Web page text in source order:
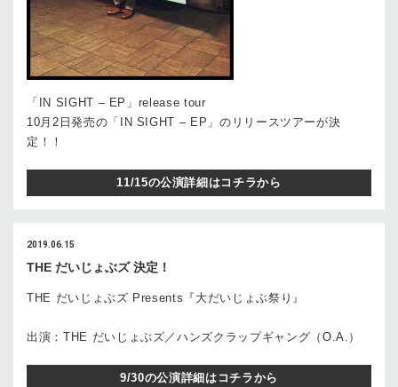
「IN SIGHT – EP」release tour
10月2日発売の「IN SIGHT – EP」のリリースツアーが決
定！！
11/15の公演詳細はコチラから
2019.06.15
THE だいじょぶズ 決定！
THE だいじょぶズ Presents『大だいじょぶ祭り』
出演：THE だいじょぶズ／ハンズクラップギャング（O.A.）
9/30の公演詳細はコチラから